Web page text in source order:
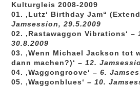
Kulturgleis 2008-2009
01. ‚Lutz‘ Birthday Jam“
Jamsession, 29.5.2009
02. ‚Rastawaggon Vibrations‘ –
30.8.2009
03. ‚Wenn Michael Jackson tot
dann machen?)‘ –12.
04. ‚Waggongroove‘ –6.
05. ‚Waggonblues‘ –10.